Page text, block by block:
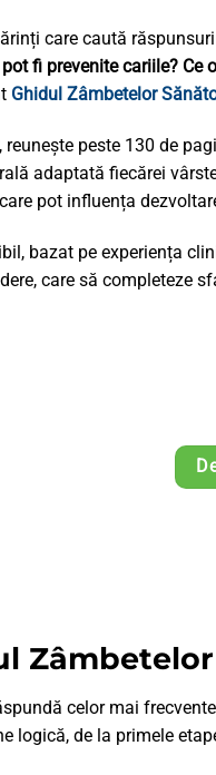
care caută
fi prevenite cariile?
Ghidul Zâmbetelor
, reunește peste 130 de
adaptată fiecărei
pot influența
bazat pe experiența
care să
celor mai
logică, de la primele